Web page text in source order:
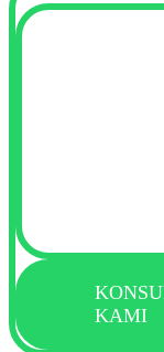
KAMI